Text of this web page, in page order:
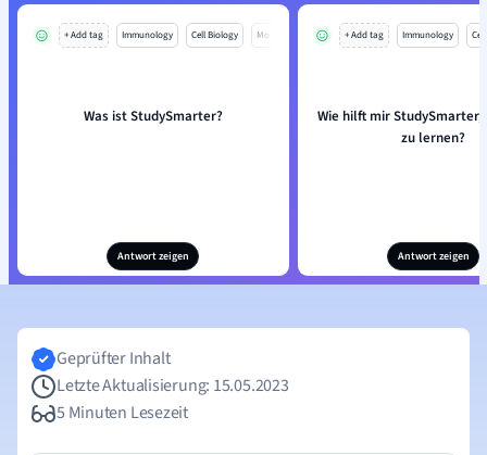
+ Add tag Immunology Cell Biology Mo
Was ist StudySmarter?
Antwort zeigen
+ Add tag Immunology
Wie hilft mir
zu lernen?
Antwort zeigen
Geprüfter Inhalt
Letzte Aktualisierung: 15.05.2023
5 Minuten Lesezeit